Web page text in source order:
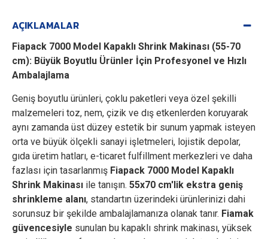
AÇIKLAMALAR
Fiapack 7000 Model Kapaklı Shrink Makinası (55-70
cm): Büyük Boyutlu Ürünler İçin Profesyonel ve Hızlı
Ambalajlama
Geniş boyutlu ürünleri, çoklu paketleri veya özel şekilli
malzemeleri toz, nem, çizik ve dış etkenlerden koruyarak
aynı zamanda üst düzey estetik bir sunum yapmak isteyen
orta ve büyük ölçekli sanayi işletmeleri, lojistik depolar,
gıda üretim hatları, e-ticaret fulfillment merkezleri ve daha
fazlası için tasarlanmış Fiapack 7000 Model Kapaklı
Shrink Makinası ile tanışın. 55x70 cm'lik ekstra geniş
shrinkleme alanı, standartın üzerindeki ürünlerinizi dahi
sorunsuz bir şekilde ambalajlamanıza olanak tanır. Fiamak
güvencesiyle sunulan bu kapaklı shrink makinası, yüksek